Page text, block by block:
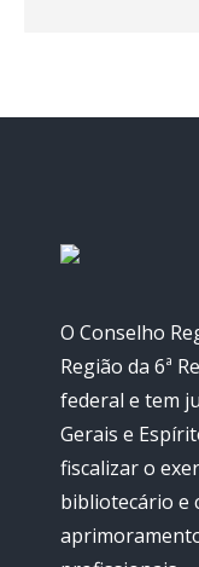
O Conselho
Região da 6ª
federal e tem
Gerais e
fiscalizar o
bibliotecário e